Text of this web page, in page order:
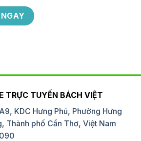
TRỰC TUYẾN BÁCH VIỆT
KDC Hưng Phú, Phường Hưng
Thành phố Cần Thơ, Việt Nam